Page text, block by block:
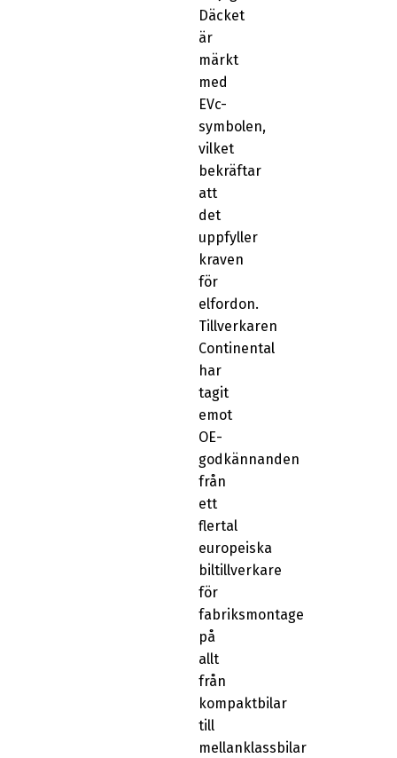
Däcket
är
märkt
med
EVc-
symbolen,
vilket
bekräftar
att
det
uppfyller
kraven
för
elfordon.
Tillverkaren
Continental
har
tagit
emot
OE-
godkännanden
från
ett
flertal
europeiska
biltillverkare
för
fabriksmontage
på
allt
från
kompaktbilar
till
mellanklassbilar